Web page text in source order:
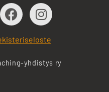
yhdistys ry